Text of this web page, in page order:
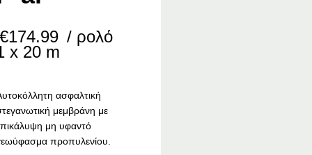
€174.99 / ρολό
x 20 m
ασφαλτική
μεμβράνη με
μη υφαντό
προπυλενίου.